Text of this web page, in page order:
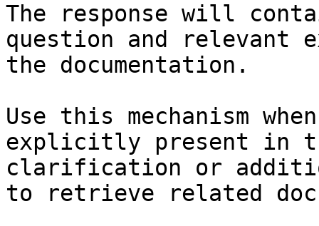
The response will
question and relevant
the documentation.
Use this mechanism
explicitly present in
clarification or